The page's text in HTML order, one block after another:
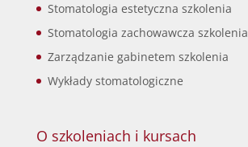
Stomatologia estetyczna szkolenia
Stomatologia zachowawcza szkolenia
Zarządzanie gabinetem szkolenia
Wykłady stomatologiczne
O szkoleniach i kursach